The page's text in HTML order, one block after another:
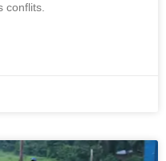
conflits.